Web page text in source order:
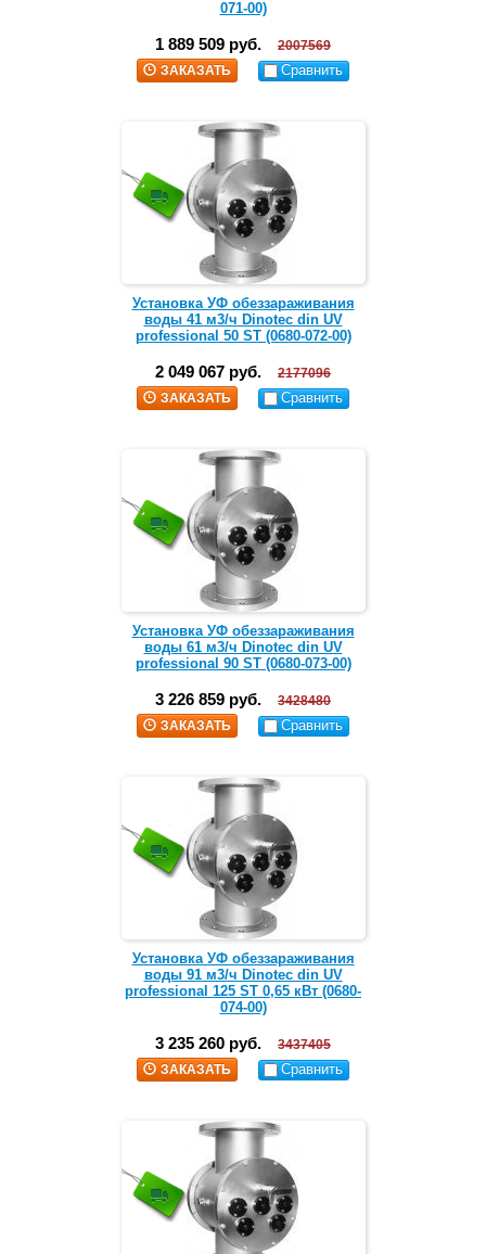
071-00)
1 889 509 руб.
2007569
ЗАКАЗАТЬ
Сравнить
Установка УФ обеззараживания
воды 41 м3/ч Dinotec din UV
professional 50 ST (0680-072-00)
2 049 067 руб.
2177096
ЗАКАЗАТЬ
Сравнить
Установка УФ обеззараживания
воды 61 м3/ч Dinotec din UV
professional 90 ST (0680-073-00)
3 226 859 руб.
3428480
ЗАКАЗАТЬ
Сравнить
Установка УФ обеззараживания
воды 91 м3/ч Dinotec din UV
professional 125 ST 0,65 кВт (0680-
074-00)
3 235 260 руб.
3437405
ЗАКАЗАТЬ
Сравнить